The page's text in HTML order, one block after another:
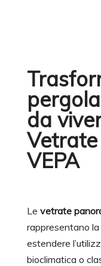
da
VEPA
Le vetrate
rappresentano
estendere
bioclimatica o